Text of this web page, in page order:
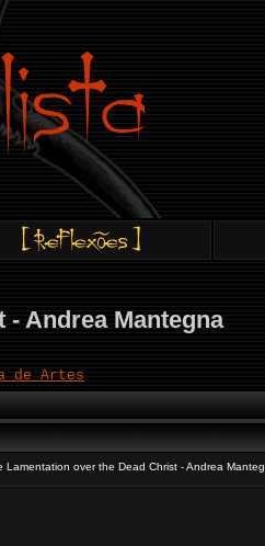
Andrea Mantegna
de Artes
over the Dead Christ - Andrea